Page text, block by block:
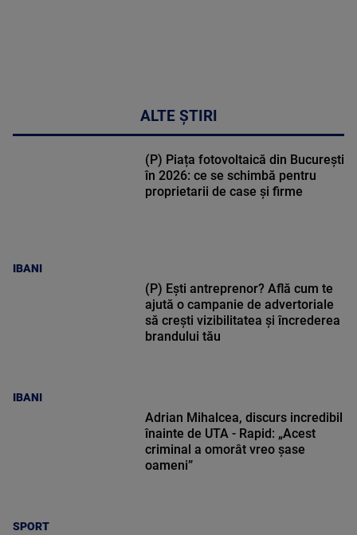
ALTE ȘTIRI
IBANI
(P) Piața fotovoltaică din București
în 2026: ce se schimbă pentru
proprietarii de case și firme
IBANI
(P) Ești antreprenor? Află cum te
ajută o campanie de advertoriale
să crești vizibilitatea și încrederea
brandului tău
SPORT
Adrian Mihalcea, discurs incredibil
înainte de UTA - Rapid: „Acest
criminal a omorât vreo șase
oameni”